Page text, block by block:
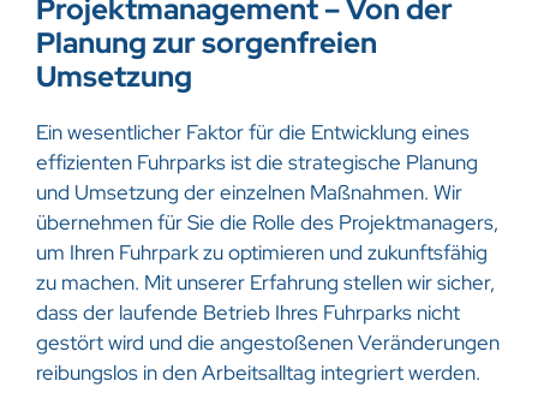
Projektmanagement – Von der
Planung zur sorgenfreien
Umsetzung
Ein wesentlicher Faktor für die Entwicklung eines
effizienten Fuhrparks ist die strategische Planung
und Umsetzung der einzelnen Maßnahmen. Wir
übernehmen für Sie die Rolle des Projektmanagers,
um Ihren Fuhrpark zu optimieren und zukunftsfähig
zu machen. Mit unserer Erfahrung stellen wir sicher,
dass der laufende Betrieb Ihres Fuhrparks nicht
gestört wird und die angestoßenen Veränderungen
reibungslos in den Arbeitsalltag integriert werden.